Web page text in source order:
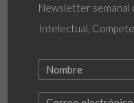
Newsletter semanal
Intelectual,